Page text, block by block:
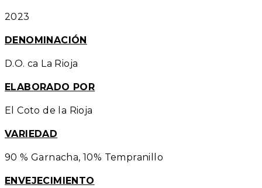
2023
DENOMINACIÓN
D.O. ca La Rioja
ELABORADO POR
El Coto de la Rioja
VARIEDAD
90 % Garnacha, 10% Tempranillo
ENVEJECIMIENTO